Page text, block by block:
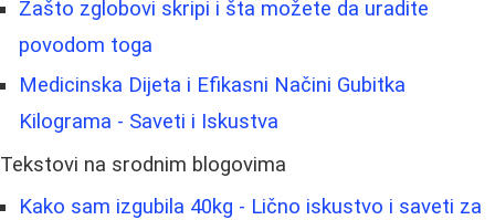
Zašto zglobovi skripi i šta možete da uradite
povodom toga
Medicinska Dijeta i Efikasni Načini Gubitka
Kilograma - Saveti i Iskustva
Tekstovi na srodnim blogovima
Kako sam izgubila 40kg - Lično iskustvo i saveti za